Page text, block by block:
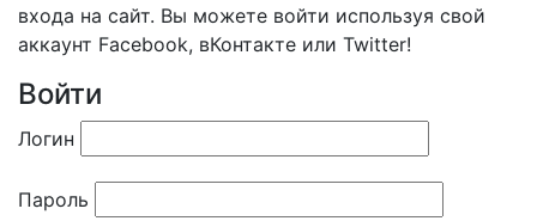
входа на сайт. Вы можете войти используя свой
аккаунт Facebook, вКонтакте или Twitter!
Войти
Логин
Пароль